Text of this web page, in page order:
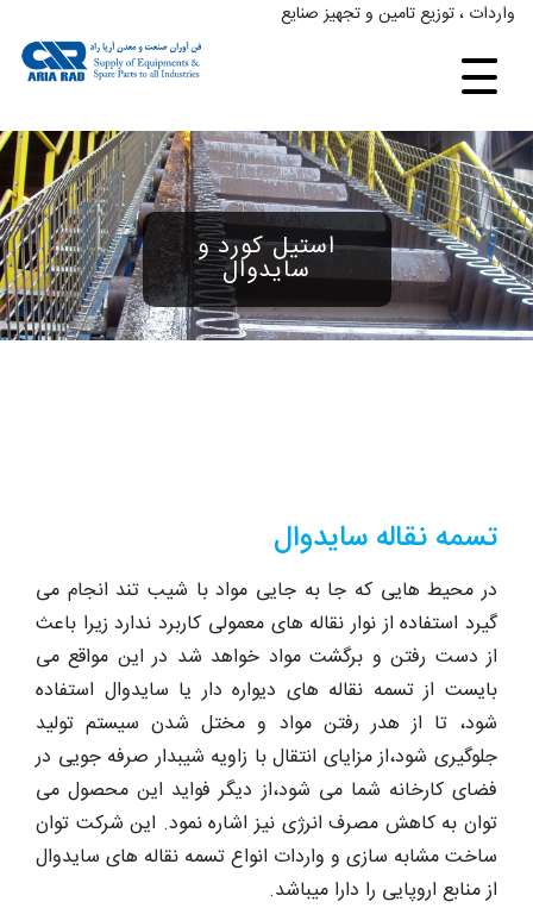
واردات ، توزیع تامین و تجهیز صنایع
استیل کورد و
سایدوال
تسمه نقاله سایدوال
در محیط هایی که جا به جایی مواد با شیب تند انجام می
گیرد استفاده از نوار نقاله های معمولی کاربرد ندارد زیرا باعث
از دست رفتن و برگشت مواد خواهد شد در این مواقع می
بایست از تسمه نقاله های دیواره دار یا سایدوال استفاده
شود، تا از هدر رفتن مواد و مختل شدن سیستم تولید
جلوگیری شود،از مزایای انتقال با زاویه شیبدار صرفه جویی در
فضای کارخانه شما می شود،از دیگر فواید این محصول می
توان به کاهش مصرف انرژی نیز اشاره نمود. این شرکت توان
ساخت مشابه سازی و واردات انواع تسمه نقاله های سایدوال
از منابع اروپایی را دارا میباشد.